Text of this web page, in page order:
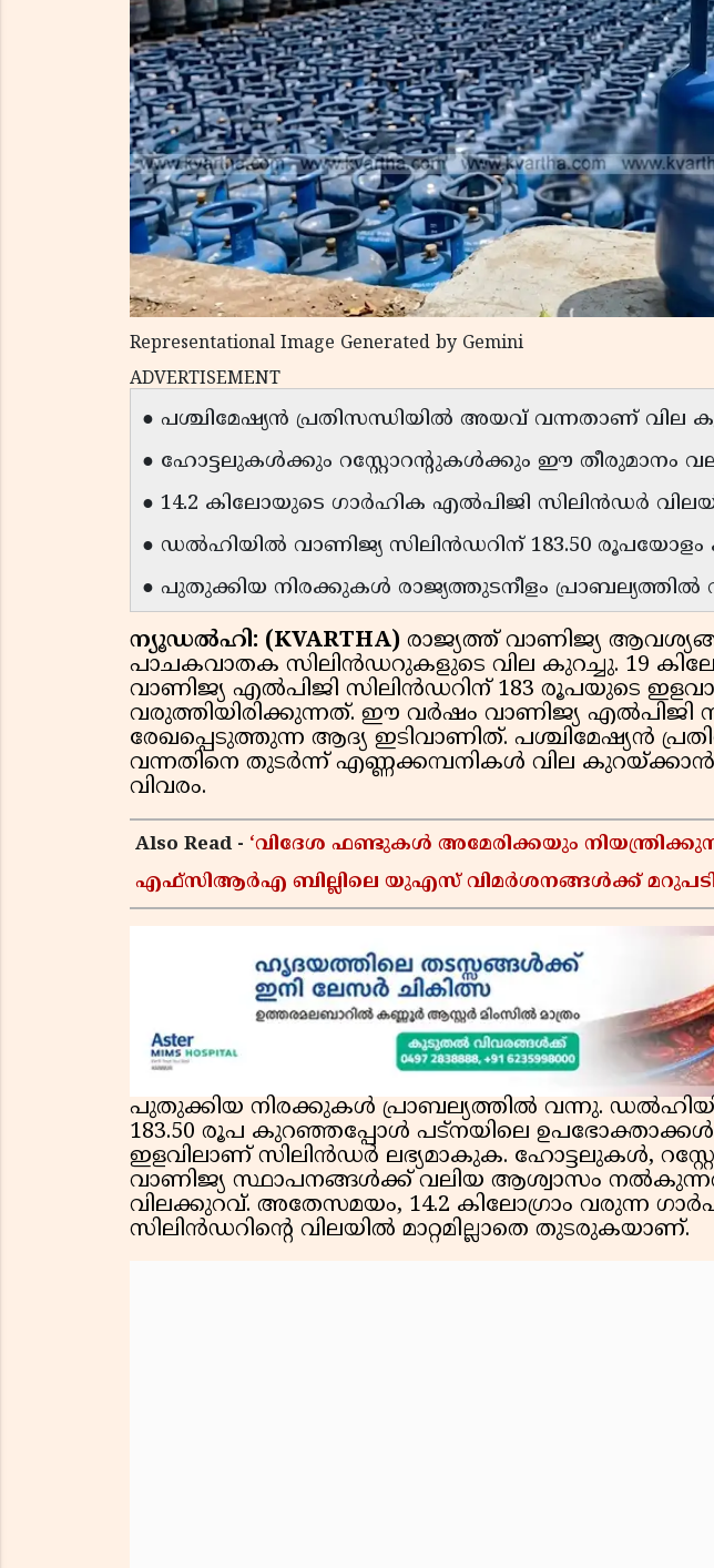
Representational Image Generated by Gemini
ADVERTISEMENT
● പശ്ചിമേഷ്യൻ പ്രതിസന്ധിയിൽ അയവ് വന്നതാണ് വില
● ഹോട്ടലുകൾക്കും റസ്റ്റോറന്റുകൾക്കും ഈ തീരുമാനം
● 14.2 കിലോയുടെ ഗാർഹിക എൽപിജി സിലിൻഡർ വിലയിൽ
● ഡൽഹിയിൽ വാണിജ്യ സിലിൻഡറിന് 183.50
● പുതുക്കിയ നിരക്കുകൾ രാജ്യത്തുടനീളം പ്രാബല്യത്തിൽ
ന്യൂഡൽഹി: (KVARTHA) രാജ്യത്ത് വാണിജ്യ
പാചകവാതക സിലിൻഡറുകളുടെ വില കുറച്ചു. 19
വാണിജ്യ എൽപിജി സിലിൻഡറിന് 183 രൂപയുടെ
വരുത്തിയിരിക്കുന്നത്. ഈ വർഷം വാണിജ്യ എൽപിജി
രേഖപ്പെടുത്തുന്ന ആദ്യ ഇടിവാണിത്. പശ്ചിമേഷ്യൻ
വന്നതിനെ തുടർന്ന് എണ്ണക്കമ്പനികൾ വില
വിവരം.
Also Read - ‘വിദേശ ഫണ്ടുകൾ അമേരിക്കയും
എഫ്സിആർഎ ബില്ലിലെ യുഎസ് വിമർശനങ്ങൾക്ക്
പുതുക്കിയ നിരക്കുകൾ പ്രാബല്യത്തിൽ വന്നു.
183.50 രൂപ കുറഞ്ഞപ്പോൾ പട്നയിലെ
ഇളവിലാണ് സിലിൻഡർ ലഭ്യമാകുക. ഹോട്ടലുകൾ,
വാണിജ്യ സ്ഥാപനങ്ങൾക്ക് വലിയ ആശ്വാസം
വിലക്കുറവ്. അതേസമയം, 14.2 കിലോഗ്രാം വരുന്ന
സിലിൻഡറിന്റെ വിലയിൽ മാറ്റമില്ലാതെ തുടരുകയാണ്.